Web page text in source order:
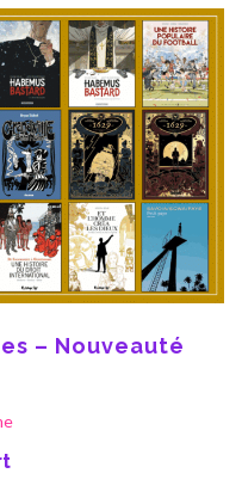
– Nouveauté